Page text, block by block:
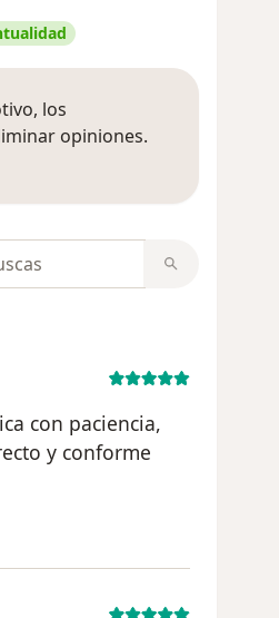
los
opiniones.
con paciencia,
y conforme
angel fernandez rivera